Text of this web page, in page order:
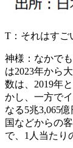
T： それはすご
神様： なかで
は2023年から
数は、2019年
かし、一方で
なる5兆3,065億
国などからの
で、1人当たり